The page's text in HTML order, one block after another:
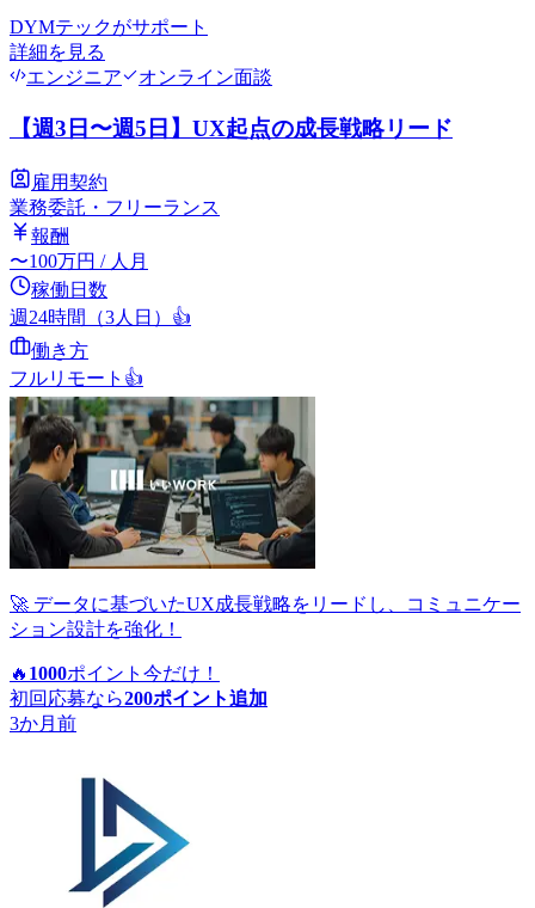
DYMテックがサポート
詳細を見る
エンジニア
オンライン面談
【週3日〜週5日】UX起点の成長戦略リード
雇用契約
業務委託・フリーランス
報酬
〜100万円 / 人月
稼働日数
週24時間（3人日） 👍
働き方
フルリモート 👍
🚀 データに基づいたUX成長戦略をリードし、コミュニケー
ション設計を強化！
🔥 1000ポイント 今だけ！
初回応募なら200ポイント追加
3か月前